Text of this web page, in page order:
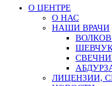
О ЦЕНТРЕ
О НАС
НАШИ ВРАЧИ
ЛИЦЕНЗИИ,